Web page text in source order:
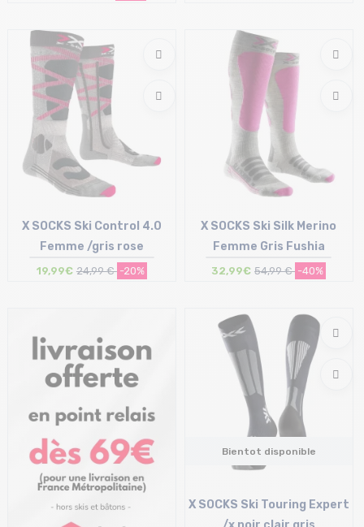
35/38
35/38
X SOCKS Ski Control 4.0
Femme /gris rose
19,99€ 24,99 € -20%
X SOCKS Ski Silk Merino
Femme Gris Fushia
32,99€ 54,99 € -40%
Bientot disponible
X SOCKS Ski Touring Expert